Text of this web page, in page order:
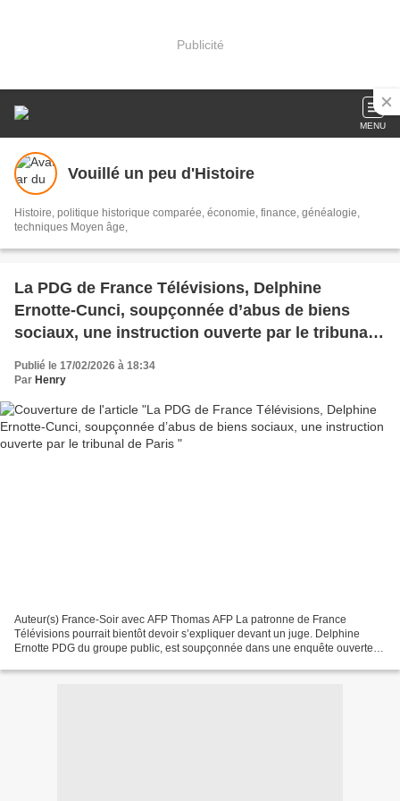
Publicité
MENU
Vouillé un peu d'Histoire
Histoire, politique historique comparée, économie, finance, généalogie,
techniques Moyen âge,
La PDG de France Télévisions, Delphine
Ernotte-Cunci, soupçonnée d’abus de biens
sociaux, une instruction ouverte par le tribunal
de Paris
Publié le 17/02/2026 à 18:34
Par Henry
Auteur(s) France-Soir avec AFP Thomas AFP La patronne de France
Télévisions pourrait bientôt devoir s’expliquer devant un juge. Delphine
Ernotte PDG du groupe public, est soupçonnée dans une enquête ouverte